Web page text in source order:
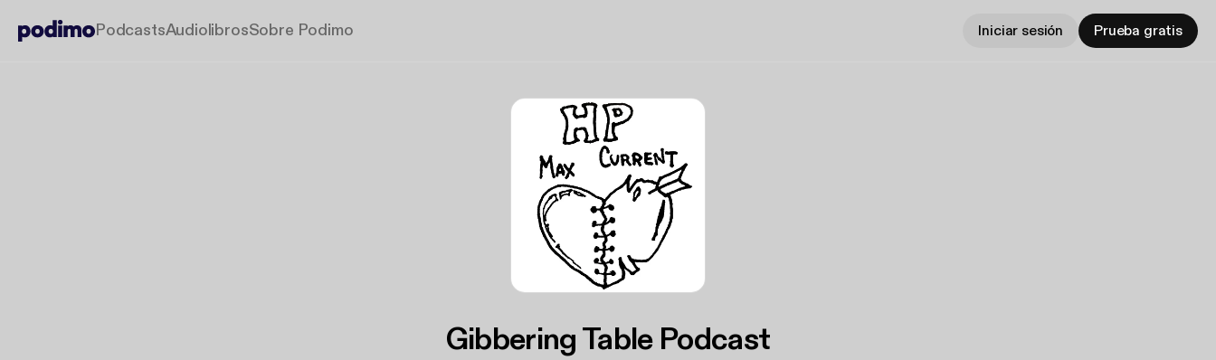
PodcastsAudiolibrosSobre Podimo Iniciar sesión Prueba gratis
Gibbering Table Podcast